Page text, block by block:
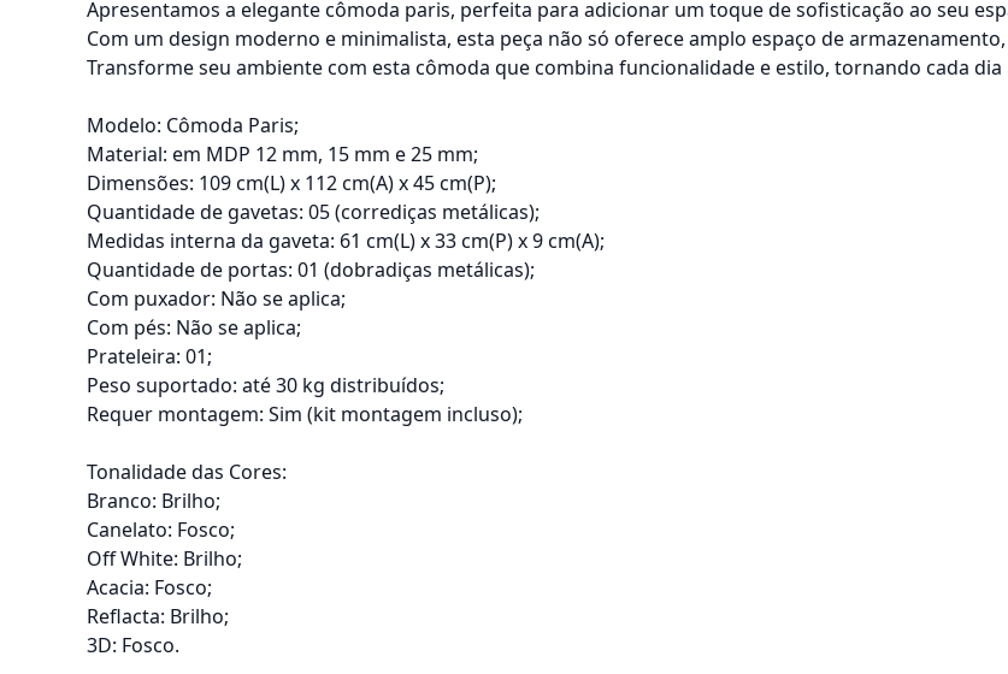
Apresentamos a elegante cômoda paris, perfeita para adicionar um toque de sofisticação ao seu
Com um design moderno e minimalista, esta peça não só oferece amplo espaço de
Transforme seu ambiente com esta cômoda que combina funcionalidade e estilo, tornando cada
Modelo: Cômoda Paris;
Material: em MDP 12 mm, 15 mm e 25 mm;
Dimensões: 109 cm(L) x 112 cm(A) x 45 cm(P);
Quantidade de gavetas: 05 (corrediças metálicas);
Medidas interna da gaveta: 61 cm(L) x 33 cm(P) x 9 cm(A);
Quantidade de portas: 01 (dobradiças metálicas);
Com puxador: Não se aplica;
Com pés: Não se aplica;
Prateleira: 01;
Peso suportado: até 30 kg distribuídos;
Requer montagem: Sim (kit montagem incluso);
Tonalidade das Cores:
Branco: Brilho;
Canelato: Fosco;
Off White: Brilho;
Acacia: Fosco;
Reflacta: Brilho;
3D: Fosco.